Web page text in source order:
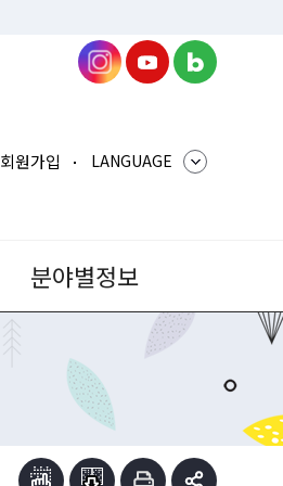
회원가입 LANGUAGE
분야별정보